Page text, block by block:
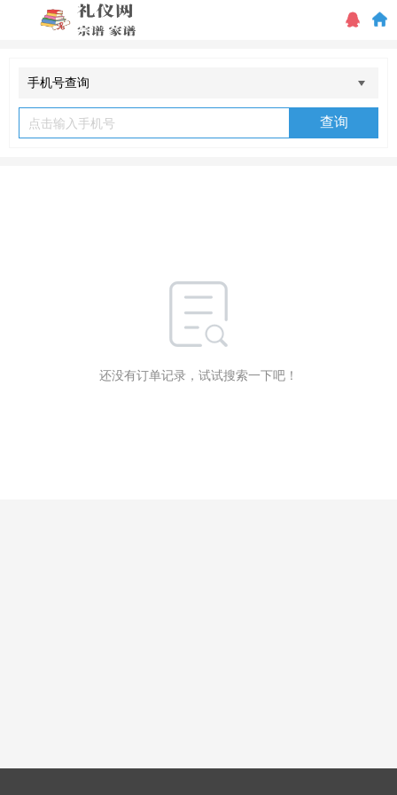
手机号查询
查询
还没有订单记录，试试搜索一下吧！